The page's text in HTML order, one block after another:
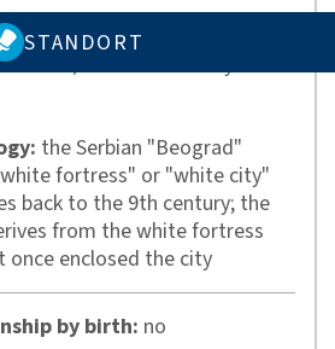
STANDORT
saving time:+1hr, begins last
March; ends last Sunday in
the Serbian "Beograd"
fortress" or "white city"
back to the 9th century; the
from the white fortress
once enclosed the city
by birth: no